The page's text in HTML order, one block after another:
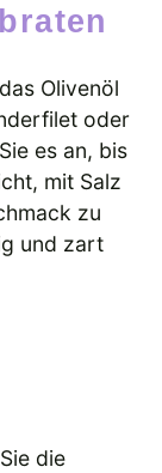
Olivenöl
oder
es an, bis
mit Salz
zu
und zart
die